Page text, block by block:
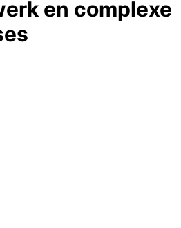
en complexe